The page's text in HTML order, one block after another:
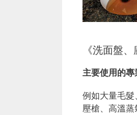
《洗面盤
主要使用的專
例如大量毛
壓槍、高溫